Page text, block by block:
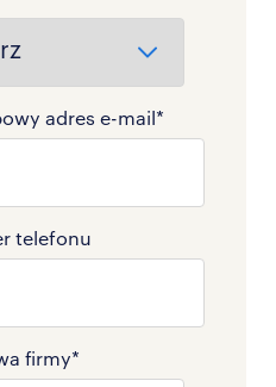
adres e-mail*
telefonu
firmy*